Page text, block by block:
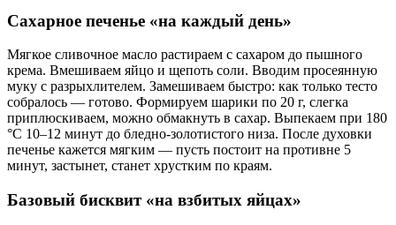
Сахарное печенье «на каждый день»
Мягкое сливочное масло растираем с сахаром до пышного
крема. Вмешиваем яйцо и щепоть соли. Вводим просеянную
муку с разрыхлителем. Замешиваем быстро: как только тесто
собралось — готово. Формируем шарики по 20 г, слегка
приплюскиваем, можно обмакнуть в сахар. Выпекаем при 180
°C 10–12 минут до бледно-золотистого низа. После духовки
печенье кажется мягким — пусть постоит на противне 5
минут, застынет, станет хрустким по краям.
Базовый бисквит «на взбитых яйцах»